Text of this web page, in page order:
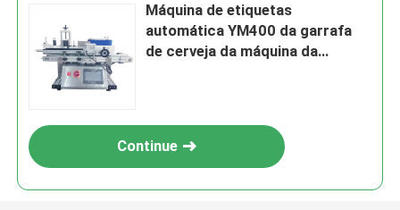
Máquina de etiquetas
automática YM400 da garrafa
de cerveja da máquina da
Continue